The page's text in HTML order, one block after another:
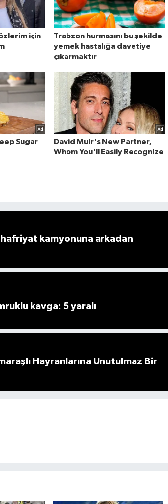
kamyonuna arkadan
kavga: 5 yaralı
Hayranlarına Unutulmaz Bir